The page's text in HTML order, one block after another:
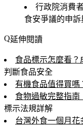
行政院消費
食安爭議的申
延伸閱讀
食品標示怎麼看？
判斷食品安全
有機食品值得買嗎
食物過敏完整指
標示法規詳解
台灣外食一個月